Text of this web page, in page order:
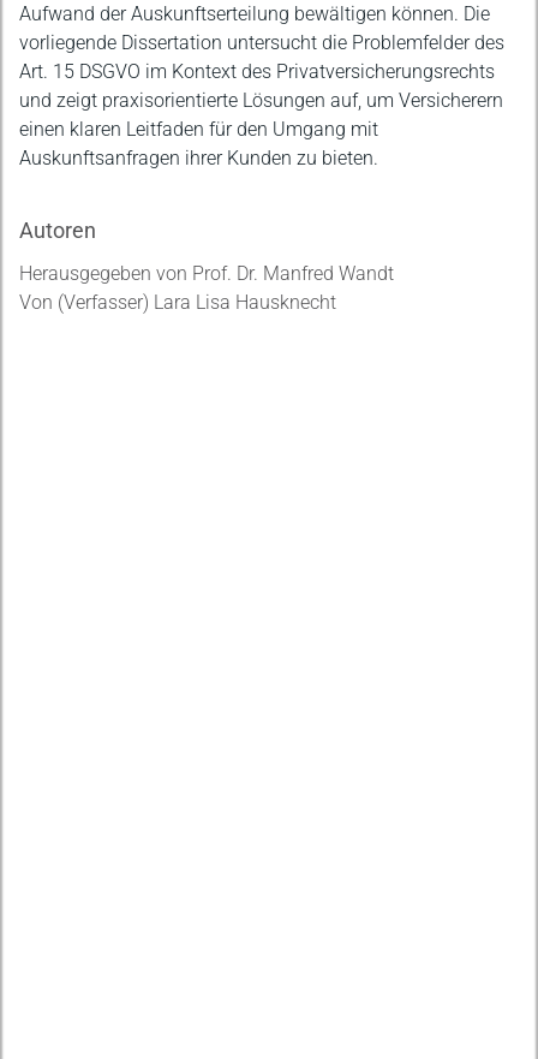
Aufwand der Auskunftserteilung bewältigen können. Die
vorliegende Dissertation untersucht die Problemfelder des
Art. 15 DSGVO im Kontext des Privatversicherungsrechts
und zeigt praxisorientierte Lösungen auf, um Versicherern
einen klaren Leitfaden für den Umgang mit
Auskunftsanfragen ihrer Kunden zu bieten.
Autoren
Herausgegeben von Prof. Dr. Manfred Wandt
Von (Verfasser) Lara Lisa Hausknecht